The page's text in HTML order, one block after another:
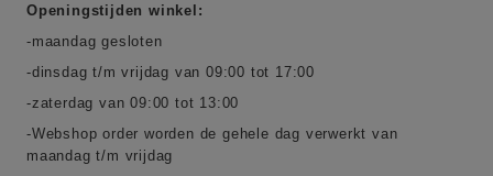
Openingstijden winkel:
-maandag gesloten
-dinsdag t/m vrijdag van 09:00 tot 17:00
-zaterdag van 09:00 tot 13:00
-Webshop order worden de gehele dag verwerkt van
maandag t/m vrijdag